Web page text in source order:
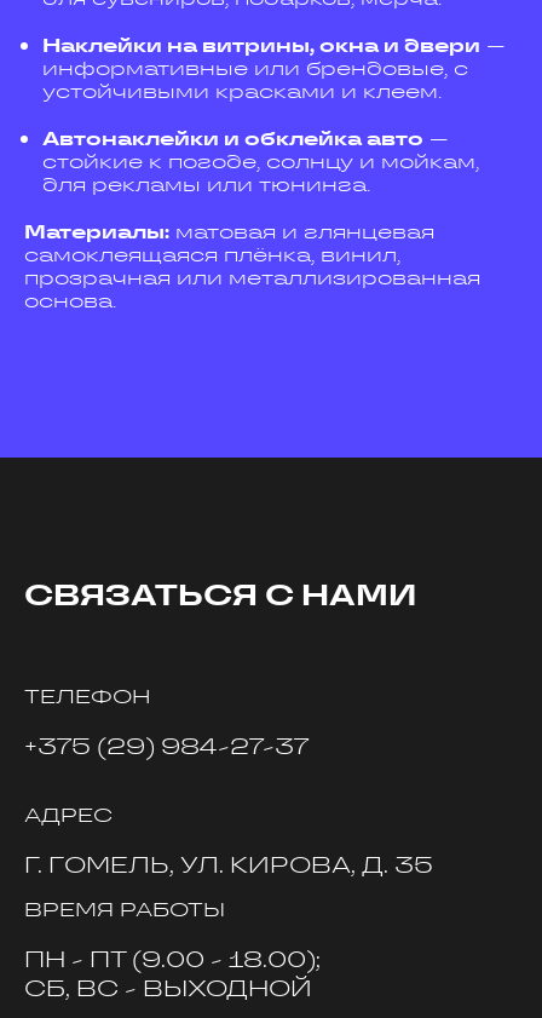
Наклейки на витрины, окна и двери —
информативные или брендовые, с
устойчивыми красками и клеем.
Автонаклейки и обклейка авто —
стойкие к погоде, солнцу и мойкам,
для рекламы или тюнинга.
Материалы: матовая и глянцевая
самоклеящаяся плёнка, винил,
прозрачная или металлизированная
основа.
СВЯЗАТЬСЯ С НАМИ
ТЕЛЕФОН
+375 (29) 984-27-37
АДРЕС
Г. ГОМЕЛЬ, УЛ. КИРОВА, Д. 35
ВРЕМЯ РАБОТЫ
ПН - ПТ (9.00 - 18.00);
СБ, ВС - ВЫХОДНОЙ